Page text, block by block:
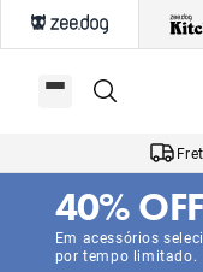
Em acessórios
por tempo limitado.
40% OFF